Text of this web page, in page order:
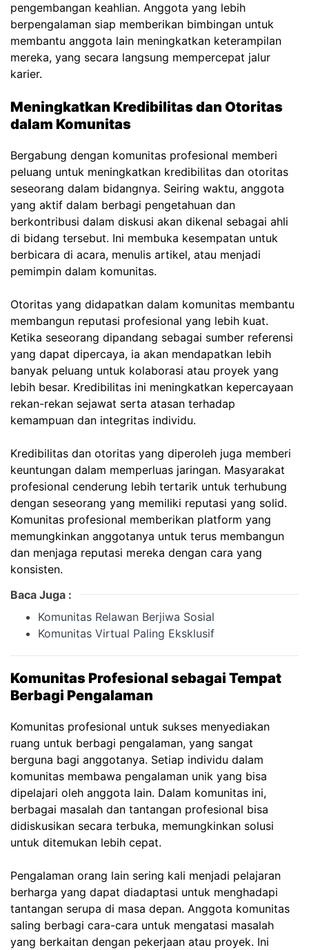
pengembangan keahlian. Anggota yang lebih
berpengalaman siap memberikan bimbingan untuk
membantu anggota lain meningkatkan keterampilan
mereka, yang secara langsung mempercepat jalur
karier.
Meningkatkan Kredibilitas dan Otoritas
dalam Komunitas
Bergabung dengan komunitas profesional memberi
peluang untuk meningkatkan kredibilitas dan otoritas
seseorang dalam bidangnya. Seiring waktu, anggota
yang aktif dalam berbagi pengetahuan dan
berkontribusi dalam diskusi akan dikenal sebagai ahli
di bidang tersebut. Ini membuka kesempatan untuk
berbicara di acara, menulis artikel, atau menjadi
pemimpin dalam komunitas.
Otoritas yang didapatkan dalam komunitas membantu
membangun reputasi profesional yang lebih kuat.
Ketika seseorang dipandang sebagai sumber referensi
yang dapat dipercaya, ia akan mendapatkan lebih
banyak peluang untuk kolaborasi atau proyek yang
lebih besar. Kredibilitas ini meningkatkan kepercayaan
rekan-rekan sejawat serta atasan terhadap
kemampuan dan integritas individu.
Kredibilitas dan otoritas yang diperoleh juga memberi
keuntungan dalam memperluas jaringan. Masyarakat
profesional cenderung lebih tertarik untuk terhubung
dengan seseorang yang memiliki reputasi yang solid.
Komunitas profesional memberikan platform yang
memungkinkan anggotanya untuk terus membangun
dan menjaga reputasi mereka dengan cara yang
konsisten.
Baca Juga :
Komunitas Relawan Berjiwa Sosial
Komunitas Virtual Paling Eksklusif
Komunitas Profesional sebagai Tempat
Berbagi Pengalaman
Komunitas profesional untuk sukses menyediakan
ruang untuk berbagi pengalaman, yang sangat
berguna bagi anggotanya. Setiap individu dalam
komunitas membawa pengalaman unik yang bisa
dipelajari oleh anggota lain. Dalam komunitas ini,
berbagai masalah dan tantangan profesional bisa
didiskusikan secara terbuka, memungkinkan solusi
untuk ditemukan lebih cepat.
Pengalaman orang lain sering kali menjadi pelajaran
berharga yang dapat diadaptasi untuk menghadapi
tantangan serupa di masa depan. Anggota komunitas
saling berbagi cara-cara untuk mengatasi masalah
yang berkaitan dengan pekerjaan atau proyek. Ini